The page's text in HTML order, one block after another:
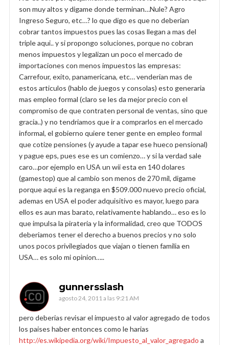
son muy altos y digame donde terminan…Nule? Agro
Ingreso Seguro, etc…? lo que digo es que no deberian
cobrar tantos impuestos pues las cosas llegan a mas del
triple aqui.. y si propongo soluciones, porque no cobran
menos impuestos y legalizan un poco el mercado de
importaciones con menos impuestos las empresas:
Carrefour, exito, panamericana, etc… venderian mas de
estos articulos (hablo de juegos y consolas) esto generaria
mas empleo formal (claro se les da mejor precio con el
compromiso de que contraten personal de ventas, sino que
gracia..) y no tendriamos que ir a comprarlos en el mercado
informal, el gobierno quiere tener gente en empleo formal
que cotize pensiones (y ayude a tapar ese hueco pensional)
y pague eps, pues ese es un comienzo… y si la verdad sale
caro…por ejemplo en USA un wii esta en 140 dolares
(gamestop) que al cambio son menos de 270 mil, digame
porque aqui es la reganga en $509.000 nuevo precio oficial,
ademas en USA el poder adquisitivo es mayor, luego para
ellos es aun mas barato, relativamente hablando… eso es lo
que impulsa la pirateria y la informalidad, creo que TODOS
deberiamos tener el derecho a buenos precios y no solo
unos pocos privilegiados que viajan o tienen familia en
USA… es solo mi opinion…..
gunnersslash
agosto 24, 2011 a las 9:21 AM
pero deberias revisar el impuesto al valor agregado de todos
los paises haber entonces como le harias
http://es.wikipedia.org/wiki/Impuesto_al_valor_agregado a